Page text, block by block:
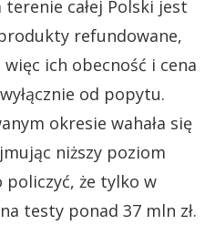
całej Polski jest
refundowane,
ich obecność i cena
od popytu.
okresie wahała się
niższy poziom
policzyć, że tylko w
testy ponad 37 mln zł.